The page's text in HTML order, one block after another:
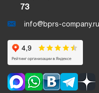
73
info@bprs-company.ru